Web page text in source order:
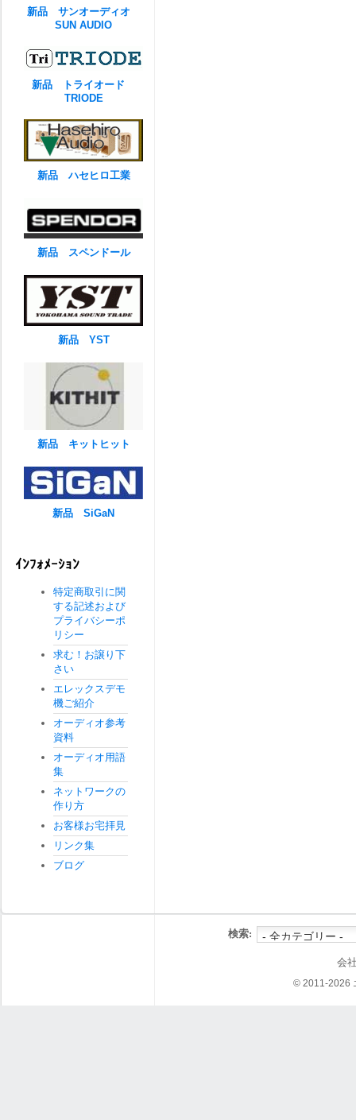
新品 サンオーディオ
SUN AUDIO
新品 トライオード
TRIODE
新品 ハセヒロ工業
新品 スペンドール
新品 YST
新品 キットヒット
新品 SiGaN
ｲﾝﾌｫﾒｰｼｮﾝ
特定商取引に関
する記述および
プライバシーポ
リシー
求む！お譲り下
さい
エレックスデモ
機ご紹介
オーディオ参考
資料
オーディオ用語
集
ネットワークの
作り方
お客様お宅拝見
リンク集
ブログ
検索:
会
© 2011-2026